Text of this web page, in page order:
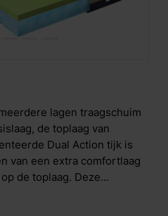
lagen traagschuim
de toplaag van
Dual Action tijk is
van een extra comfortlaag
de toplaag. Deze
slaapplezier!
Cool Motion 4 is als volgt